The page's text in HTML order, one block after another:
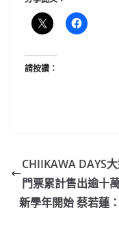
請按讚：
CHIIKAWA DAYS
門票累計售出逾十
新學年開始 蔡若蓮